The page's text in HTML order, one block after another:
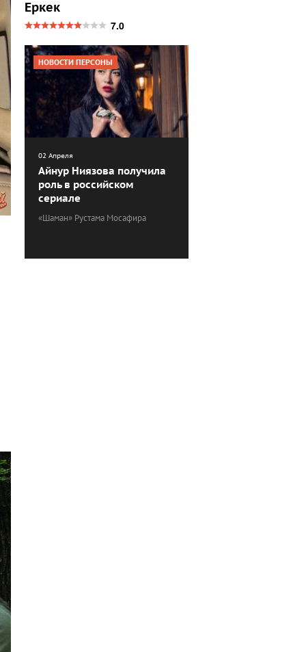
Еркек
7.0
НОВОСТИ ПЕРСОНЫ
02 Апреля
Айнур Ниязова получила
роль в российском
сериале
«Шаман» Рустама Мосафира